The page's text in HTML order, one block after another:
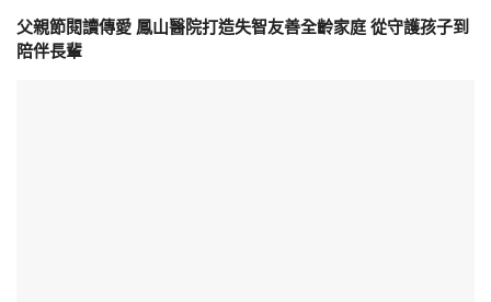
父親節閱讀傳愛 鳳山醫院打造失智友善全齡家庭 從守護孩子到
陪伴長輩